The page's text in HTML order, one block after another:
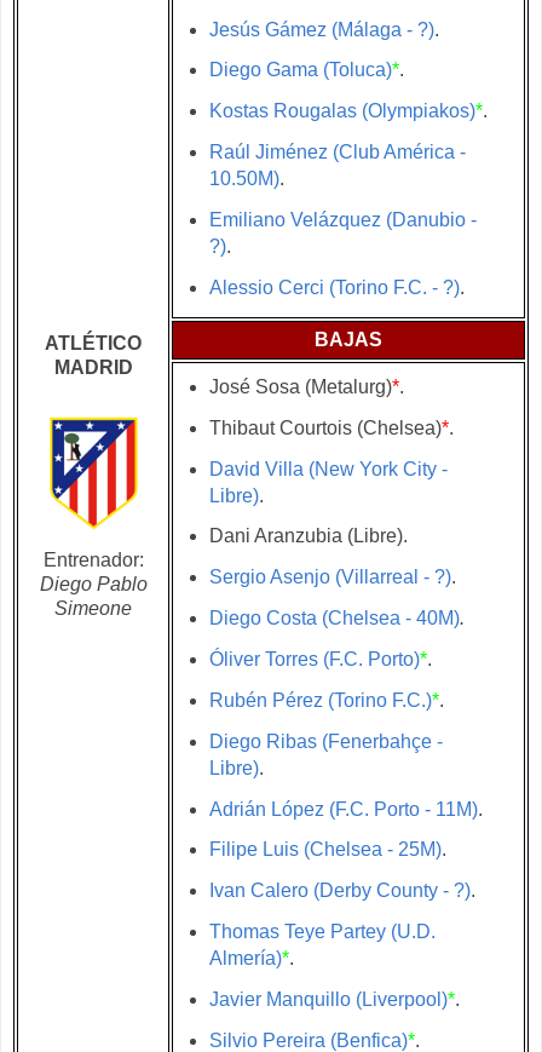
ATLÉTICO
MADRID
Entrenador:
Diego Pablo
Simeone
Jesús Gámez (Málaga - ?).
Diego Gama (Toluca)*.
Kostas Rougalas (Olympiakos)*.
Raúl Jiménez (Club América -
10.50M).
Emiliano Velázquez (Danubio -
?).
Alessio Cerci (Torino F.C. - ?).
BAJAS
José Sosa (Metalurg)*.
Thibaut Courtois (Chelsea)*.
David Villa (New York City -
Libre).
Dani Aranzubia (Libre).
Sergio Asenjo (Villarreal - ?).
Diego Costa (Chelsea - 40M).
Óliver Torres (F.C. Porto)*.
Rubén Pérez (Torino F.C.)*.
Diego Ribas (Fenerbahçe -
Libre).
Adrián López (F.C. Porto - 11M).
Filipe Luis (Chelsea - 25M).
Ivan Calero (Derby County - ?).
Thomas Teye Partey (U.D.
Almería)*.
Javier Manquillo (Liverpool)*.
Silvio Pereira (Benfica)*.